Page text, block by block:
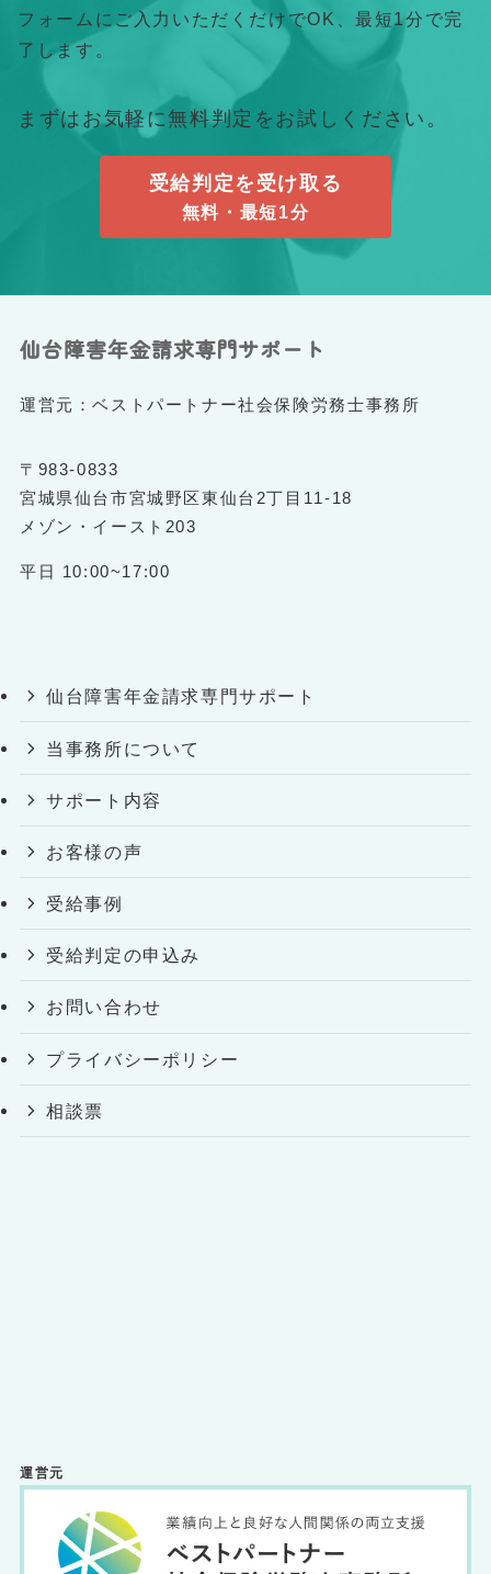
フォームにご入力いただくだけでOK、最短1分で完
了します。
まずはお気軽に無料判定をお試しください。
受給判定を受け取る
無料・最短1分
仙台障害年金請求専門サポート
運営元：ベストパートナー社会保険労務士事務所
〒983-0833
宮城県仙台市宮城野区東仙台2丁目11-18
メゾン・イースト203
平日 10:00~17:00
仙台障害年金請求専門サポート
当事務所について
サポート内容
お客様の声
受給事例
受給判定の申込み
お問い合わせ
プライバシーポリシー
相談票
運営元